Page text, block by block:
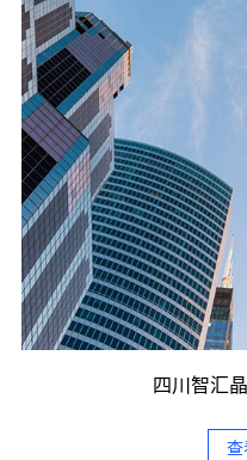
四川智汇
查